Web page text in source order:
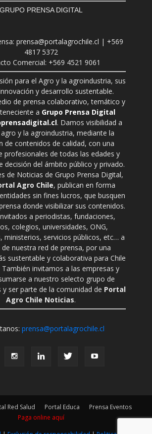
GRUPO PRENSA DIGITAL
prensa@portalagrochile.cl | +569
4817 5372
Comercial: +569 4521 9061
para el Agro y la agroindustria, sus
y desarrollo sustentable.
de prensa colaborativo, temático y
a Grupo Prensa Digital
. Damos visibilidad a
y la agroindustria, mediante la
de contenidos de calidad, con una
profesionales de todas las edades y
decisión del ámbito público y privado.
de Noticias de Grupo Prensa Digital,
Agro Chile, publican en forma
sin fines lucros, que busquen
donde visibilizar sus contenidos.
a periodistas, fundaciones,
colegios, universidades, ONG,
ministerios, servicios públicos, etc… a
nuestra red de prensa, por una
sustentable y colaborativa para Chile
invitamos a las empresas y
a nuestro selecto grupo de
y ser parte de la comunidad de Portal
Agro Chile Noticias.
prensa@portalagrochile.cl
Red Salud Portal Educa
Prensa Eventos
Paga online aquí